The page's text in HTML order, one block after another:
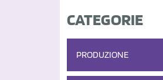
CATEGORIE
PRODUZIONE